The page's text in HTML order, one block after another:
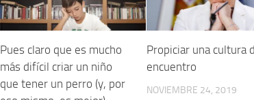
Pues claro que es mucho
más difícil criar un niño
que tener un perro (y, por
Propiciar una cultura
encuentro
NOVIEMBRE 24, 2019